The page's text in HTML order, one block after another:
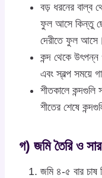
বড় ধরনের বাল্ব
ফুল আসে কিন্তু
দেরীতে ফুল আসে।
কন্দ থেকে উৎপন্ন
এবং স্বল্প সময়ে
শীতকালে কন্দগুলি
শীতের শেষে
গ) জমি তৈরি ও
জমি ৪-৫ বার চাষ